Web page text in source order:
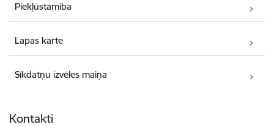
Piekļūstamība
Lapas karte
Sīkdatņu izvēles maiņa
Kontakti